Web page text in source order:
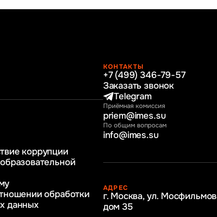
коррупции
обработки
данных
КОНТАКТЫ
+7 (499) 346-79-57
Заказать звонок
Telegram
Приёмная комиссия
priem@imes.su
По общим вопросам
info@imes.su
АДРЕС
г. Москва, ул.
дом 35